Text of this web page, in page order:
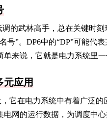
的武林高手，总在关键时
号”。DP6中的“DP”可能代
来说，它就是电力系统里一
元应用
它在电力系统中有着广泛
网的运行数据，为调度中